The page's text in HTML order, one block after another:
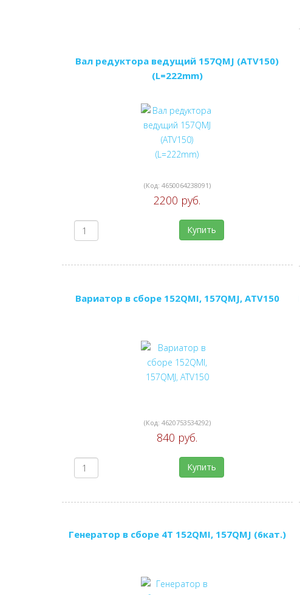
Вал редуктора ведущий 157QMJ (ATV150)
(L=222mm)
(Код: 4650064238091)
2200 руб.
Купить
Вариатор в сборе 152QMI, 157QMJ, ATV150
(Код: 4620753534292)
840 руб.
Купить
Генератор в сборе 4Т 152QMI, 157QMJ (6кат.)